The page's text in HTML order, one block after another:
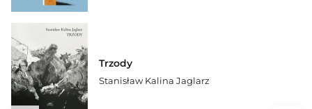
Trzody
Stanisław Kalina Jaglarz